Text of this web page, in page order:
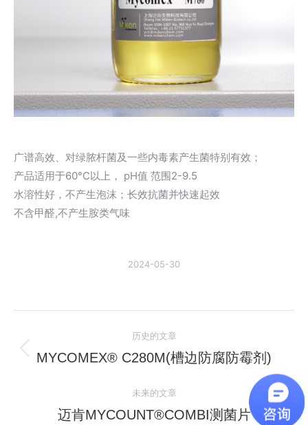
广谱高效、对绿脓杆菌及一些内毒素产生菌特别有效；
产品适用于60°C以上， pH值 范围2-9.5
水溶性好，不产生泡沫；长效抗菌并快速起效
不含甲醛,不产生胺类气味
2024-05-30
章
历史的文章
历
的
文
MYCOMEX® C280M(槽边防腐防霉剂)
未来的文章
未
迈肯MYCOUNT®COMBI测菌片